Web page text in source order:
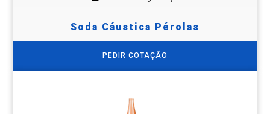
Soda Cáustica Pérolas
PEDIR COTAÇÃO